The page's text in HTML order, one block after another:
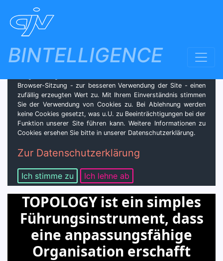
BINTELLIGENCE
GDPR/DSGVO - Datenschutz & Cookies
Browser-Sitzung - zur besseren Verwendung der Site - einen
zufällig erzeugten Wert zu. Mit Ihrem Einverständnis stimmen
Sie der Verwendung von Cookies zu. Bei Ablehnung werden
keine Cookies gesetzt, was u.U. zu Beeinträchtigungen bei der
Funktion unserer Site führen kann. Weitere Informationen zu
Cookies ersehen Sie bitte in unserer Datenschutzerklärung.
Zur Datenschutzerklärung
Ich stimme zu Ich lehne ab
TOPOLOGY ist ein simples
Führungsinstrument, dass
eine anpassungsfähige
Organisation erschafft